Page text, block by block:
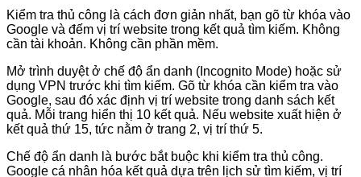
Kiểm tra thủ công là cách đơn giản nhất, bạn gõ từ khóa vào
Google và đếm vị trí website trong kết quả tìm kiếm. Không
cần tài khoản. Không cần phần mềm.
Mở trình duyệt ở chế độ ẩn danh (Incognito Mode) hoặc sử
dụng VPN trước khi tìm kiếm. Gõ từ khóa cần kiểm tra vào
Google, sau đó xác định vị trí website trong danh sách kết
quả. Mỗi trang hiển thị 10 kết quả. Nếu website xuất hiện ở
kết quả thứ 15, tức nằm ở trang 2, vị trí thứ 5.
Chế độ ẩn danh là bước bắt buộc khi kiểm tra thủ công.
Google cá nhân hóa kết quả dựa trên lịch sử tìm kiếm, vị trí